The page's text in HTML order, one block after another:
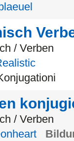
/ Verben
/ Verben